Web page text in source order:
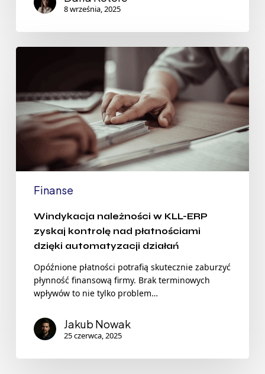
8 września, 2025
Finanse
Windykacja należności w KLL-ERP
zyskaj kontrolę nad płatnościami
dzięki automatyzacji działań
Opóźnione płatności potrafią skutecznie zaburzyć
płynność finansową firmy. Brak terminowych
wpływów to nie tylko problem…
Jakub Nowak
25 czerwca, 2025